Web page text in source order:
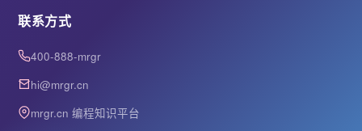
联系方式
400-888-mrgr
hi@mrgr.cn
mrgr.cn 编程知识平台